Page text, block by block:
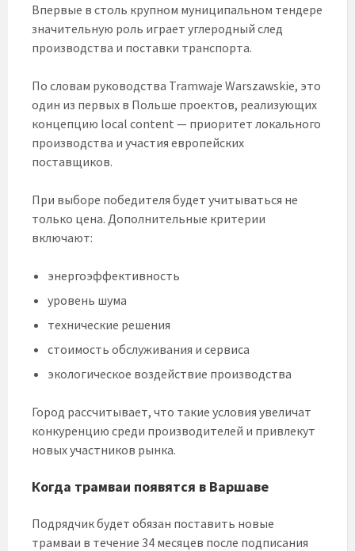
Впервые в столь крупном муниципальном тендере
значительную роль играет углеродный след
производства и поставки транспорта.
По словам руководства Tramwaje Warszawskie, это
один из первых в Польше проектов, реализующих
концепцию local content — приоритет локального
производства и участия европейских
поставщиков.
При выборе победителя будет учитываться не
только цена. Дополнительные критерии
включают:
энергоэффективность
уровень шума
технические решения
стоимость обслуживания и сервиса
экологическое воздействие производства
Город рассчитывает, что такие условия увеличат
конкуренцию среди производителей и привлекут
новых участников рынка.
Когда трамваи появятся в Варшаве
Подрядчик будет обязан поставить новые
трамваи в течение 34 месяцев после подписания